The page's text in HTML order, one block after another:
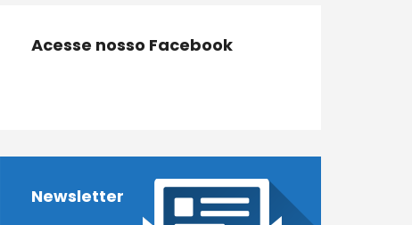
Acesse nosso Facebook
Newsletter